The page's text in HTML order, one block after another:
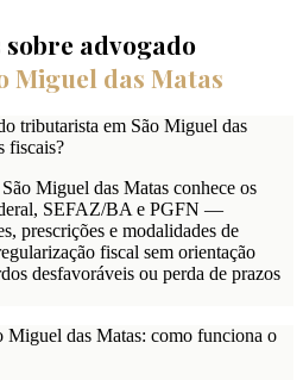
advogado
Miguel das Matas
tributarista em São Miguel das
fiscais?
Miguel das Matas conhece os
SEFAZ/BA e PGFN —
prescrições e modalidades de
fiscal sem orientação
desfavoráveis ou perda de prazos
Miguel das Matas: como funciona o